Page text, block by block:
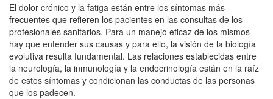
El dolor crónico y la fatiga están entre los síntomas más
frecuentes que refieren los pacientes en las consultas de los
profesionales sanitarios. Para un manejo eficaz de los mismos
hay que entender sus causas y para ello, la visión de la biología
evolutiva resulta fundamental. Las relaciones establecidas entre
la neurología, la inmunología y la endocrinología están en la raíz
de estos síntomas y condicionan las conductas de las personas
que los padecen.